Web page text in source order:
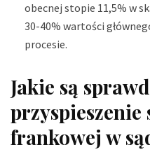
obecnej stopie 11,5% w
30-40% wartości
procesie.
Jakie są
przyspieszenie
frankowej w